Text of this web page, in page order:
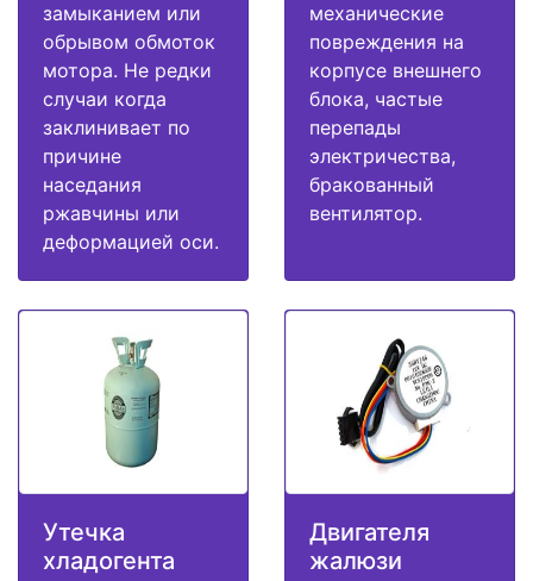
замыканием или
обрывом обмоток
мотора. Не редки
случаи когда
заклинивает по
причине
наседания
ржавчины или
деформацией оси.
механические
повреждения на
корпусе внешнего
блока, частые
перепады
электричества,
бракованный
вентилятор.
Утечка
хладогента
Двигателя
жалюзи